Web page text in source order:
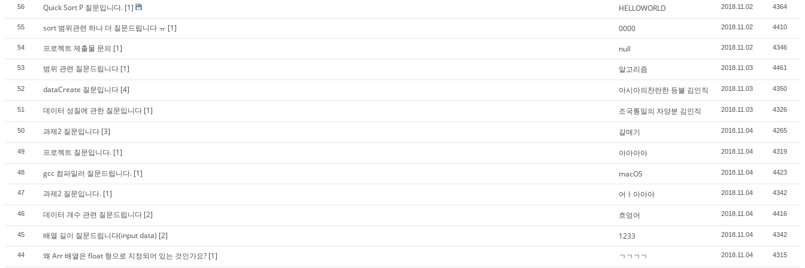
56 Quick Sort P 질문입니다. [1] HELLOWORLD 2018.11.02 4364
55 sort 범위관련 하나 더 질문드립니다 ㅠ [1] 0000 2018.11.02 4410
54 프로젝트 제출물 문의 [1] null 2018.11.02 4346
53 범위 관련 질문드립니다 [1] 알고리즘 2018.11.03 4461
52 dataCreate 질문입니다 [4] 아시아의찬란한 등불 김인직 2018.11.03 4350
51 데이터 성질에 관한 질문입니다 [1] 조국통일의 자양분 김인직 2018.11.03 4326
50 과제2 질문입니다 [3] 갈매기 2018.11.04 4265
49 프로젝트 질문입니다. [1] 아아아아 2018.11.04 4319
48 gcc 컴파일러 질문드립니다. [1] macOS 2018.11.04 4423
47 과제2 질문입니다. [1] 어ㅏ아아아 2018.11.04 4342
46 데이터 개수 관련 질문드립니다 [2] 흐엉어 2018.11.04 4416
45 배열 길이 질문드립니다(input data) [2] 1233 2018.11.04 4342
44 왜 Arr 배열은 float 형으로 지정되어 있는 것인가요? [1] ㄱㄱㄱㄱ 2018.11.04 4315